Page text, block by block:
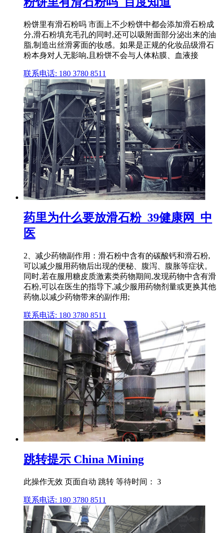
粉饼里有滑石粉吗 市面上不少粉饼中都会添加滑石粉成
分,滑石粉填充毛孔的同时,还可以吸附面部分泌出来的油
脂,制造出丝滑雾面的妆感。如果是正规的化妆品级滑石
粉本身对人无影响,且粉饼不会与人体粘膜、血液接
联系电话: 180 3780 8511
药里为什么要放滑石粉_39健康网_中
医
2、减少药物副作用：滑石粉中含有的碳酸钙和滑石粉,
可以减少服用药物后出现的便秘、腹泻、腹胀等症状。
同时,若在服用糖皮质激素类药物期间,发现药物中含有滑
石粉,可以在医生的指导下,减少服用药物剂量或更换其他
药物,以减少药物带来的副作用;
联系电话: 180 3780 8511
跳转提示 China Mining
此操作无效 页面自动 跳转 等待时间： 3
联系电话: 180 3780 8511